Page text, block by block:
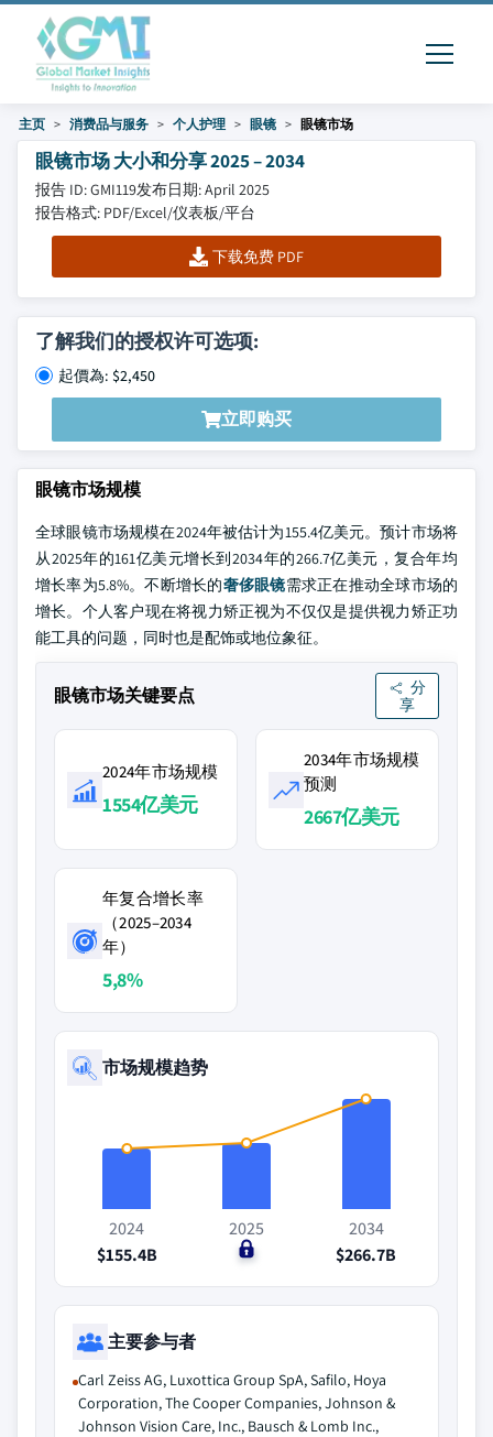
主页 消费品与服务 个人护理 眼镜 眼镜市场
眼镜市场 大小和分享 2025 – 2034
报告 ID: GMI119发布日期: April 2025
报告格式: PDF/Excel/仪表板/平台
下载免费 PDF
了解我们的授权许可选项:
起價為: $2,450
立即购买
眼镜市场规模
全球眼镜市场规模在2024年被估计为155.4亿美元。预计市场将
从2025年的161亿美元增长到2034年的266.7亿美元，复合年均
增长率为5.8%。不断增长的奢侈眼镜需求正在推动全球市场的
增长。个人客户现在将视力矫正视为不仅仅是提供视力矫正功
能工具的问题，同时也是配饰或地位象征。
眼镜市场关键要点
分
享
2024年市场规模
1554亿美元
2034年市场规模
预测
2667亿美元
年复合增长率
（2025–2034
年）
5,8%
市场规模趋势
2024
$155.4B
2025
$0
2034
$266.7B
主要参与者
Carl Zeiss AG, Luxottica Group SpA, Safilo, Hoya
Corporation, The Cooper Companies, Johnson &
Johnson Vision Care, Inc., Bausch & Lomb Inc.,